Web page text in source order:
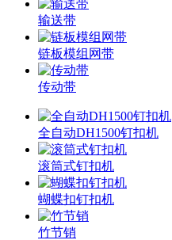
输送带
链板模组网带
传动带
全自动DH1500钉扣机
滚筒式钉扣机
蝴蝶扣钉扣机
竹节销